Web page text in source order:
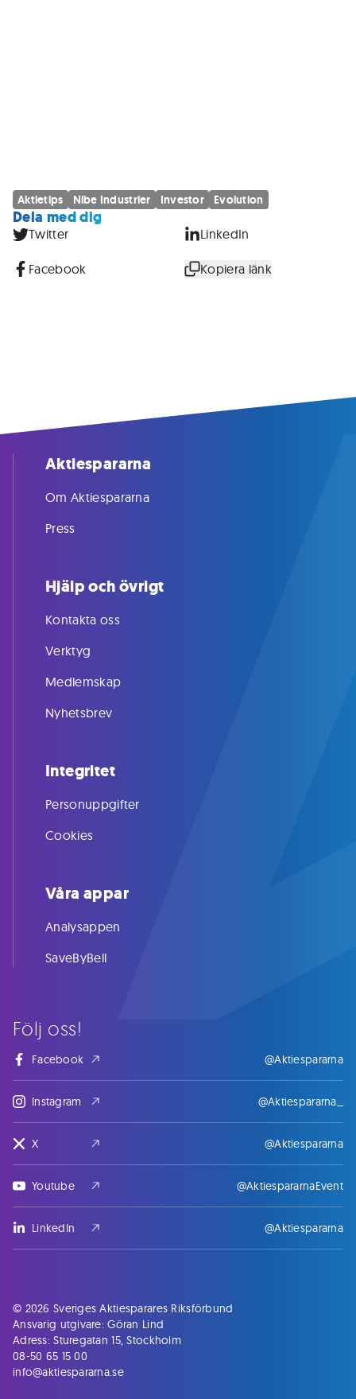
Aktietips Nibe Industrier Investor Evolution
Dela med dig
Twitter LinkedIn
Facebook Kopiera länk
Följ oss!
Facebook @Aktiespararna
Instagram @Aktiespararna_
X @Aktiespararna
Youtube @AktiespararnaEvent
LinkedIn @Aktiespararna
Aktiespararna
Om Aktiespararna
Press
Hjälp och övrigt
Kontakta oss
Verktyg
Medlemskap
Nyhetsbrev
Integritet
Personuppgifter
Cookies
Våra appar
Analysappen
SaveByBell
© 2026 Sveriges Aktiesparares Riksförbund
Ansvarig utgivare: Göran Lind
Adress: Sturegatan 15, Stockholm
08-50 65 15 00
info@aktiespararna.se